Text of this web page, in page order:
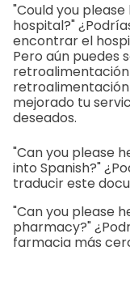
"Could you
hospital?"
encontrar el
Pero aún puedes
mejorado tu
deseados.
"Can you please
into Spanish?"
traducir este
"Can you please
pharmacy?"
farmacia más